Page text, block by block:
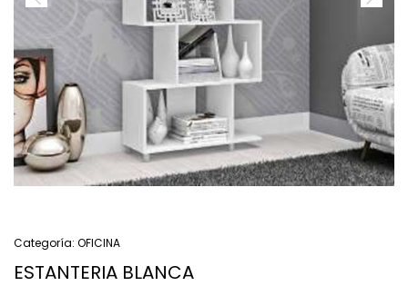
Categoría: OFICINA
ESTANTERIA BLANCA